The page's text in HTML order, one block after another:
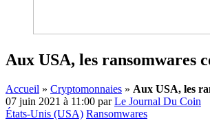
Aux USA, les ransomwares
Accueil » Cryptomonnaies » Aux USA, les
07 juin 2021 à 11:00 parLe Journal Du Coin
États-Unis (USA) Ransomwares